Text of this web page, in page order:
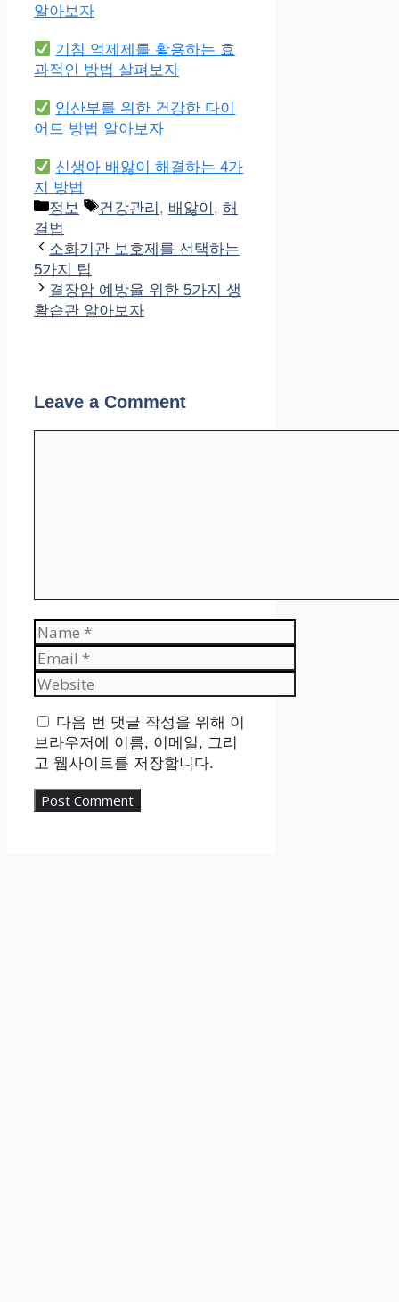
알아보자
기침 억제제를 활용하는 효
과적인 방법 살펴보자
임산부를 위한 건강한 다이
어트 방법 알아보자
신생아 배앓이 해결하는 4가
지 방법
Categories
정보 Tags
건강관리 , 배앓이 , 해
결법
소화기관 보호제를 선택하는
5가지 팁
결장암 예방을 위한 5가지 생
활습관 알아보자
Leave a Comment
Name
Email
Website
다음 번 댓글 작성을 위해 이
브라우저에 이름, 이메일, 그리
고 웹사이트를 저장합니다.